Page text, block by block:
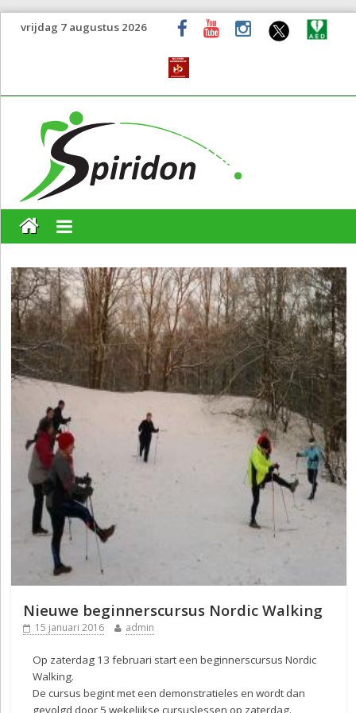
vrijdag 7 augustus 2026
Nieuwe beginnerscursus Nordic Walking
15 januari 2016 admin
Op zaterdag 13 februari start een beginnerscursus Nordic
Walking.
De cursus begint met een demonstratieles en wordt dan
gevolgd door 5 wekelijkse cursuslessen op zaterdag.